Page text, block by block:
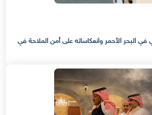
في البحر الأحمر وانعكاساته على أمن الملاحة في